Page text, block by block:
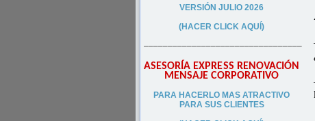
VERSIÓN JULIO 2026
(HACER CLICK AQUÍ)
–––––––––––––––––––––––––––––––––
ASESORÍA EXPRESS RENOVACIÓN
MENSAJE CORPORATIVO
PARA HACERLO MAS ATRACTIVO
PARA SUS CLIENTES